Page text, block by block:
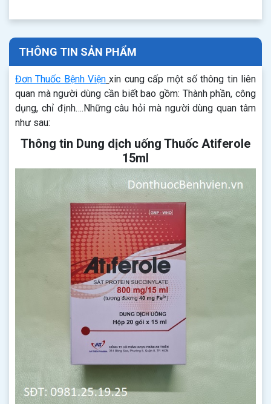
THÔNG TIN SẢN PHẨM
Đơn Thuốc Bệnh Viện xin cung cấp một số thông tin liên
quan mà người dùng cần biết bao gồm: Thành phần, công
dụng, chỉ định….Những câu hỏi mà người dùng quan tâm
như sau:
Thông tin Dung dịch uống Thuốc Atiferole
15ml